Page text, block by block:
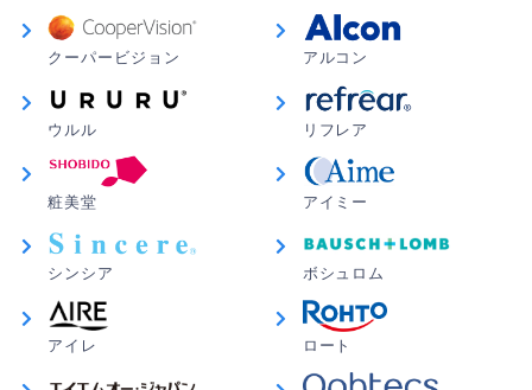
クーパービジョン アルコン
ウルル リフレア
粧美堂 アイミー
シンシア ボシュロム
アイレ ロート